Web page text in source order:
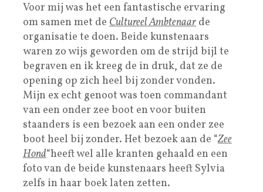
Voor mij was het een fantastische ervaring
om samen met de Cultureel Ambtenaar de
organisatie te doen. Beide kunstenaars
waren zo wijs geworden om de strijd bijl te
begraven en ik kreeg de in druk, dat ze de
opening op zich heel bij zonder vonden.
Mijn ex echt genoot was toen commandant
van een onder zee boot en voor buiten
staanders is een bezoek aan een onder zee
boot heel bij zonder. Het bezoek aan de “Zee
Hond“heeft wel alle kranten gehaald en een
foto van de beide kunstenaars heeft Sylvia
zelfs in haar boek laten zetten.